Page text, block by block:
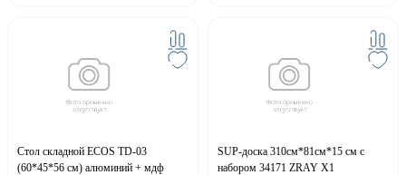
Стол складной ECOS TD-03
(60*45*56 см) алюминий + мдф
SUP-доска 310см*81см*15 см с
набором 34171 ZRAY X1